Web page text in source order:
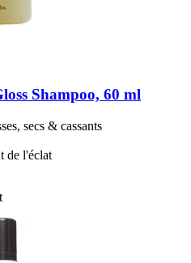
Shampoo, 60 ml
secs & cassants
de l'éclat